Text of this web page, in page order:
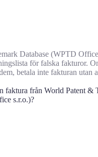
Database (WPTD
för falska fakturor.
betala inte fakturan utan
faktura från World Patent &
s.r.o.)?